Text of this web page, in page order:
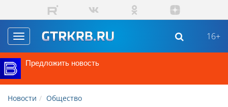
Перейти к основному содержанию
Toggle
navigation
16+
Предложить новость
Новости Общество